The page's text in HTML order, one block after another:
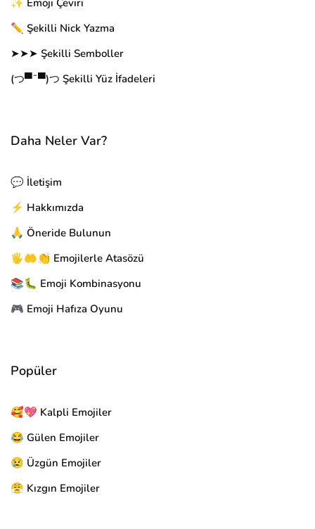
✨ Emoji Çeviri
✏️ Şekilli Nick Yazma
➤➤➤ Şekilli Semboller
(つ▀¯▀)つ Şekilli Yüz İfadeleri
Daha Neler Var?
💬 İletişim
⚡ Hakkımızda
🙏 Öneride Bulunun
🖐🤲👏 Emojilerle Atasözü
📚🐛 Emoji Kombinasyonu
🎮 Emoji Hafıza Oyunu
Popüler
🥰💖 Kalpli Emojiler
😂 Gülen Emojiler
😢 Üzgün Emojiler
😤 Kızgın Emojiler